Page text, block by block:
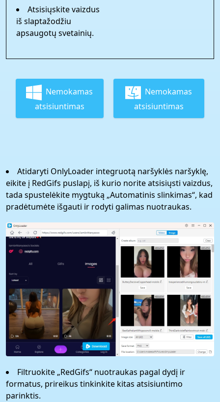
Atsisiųskite vaizdus
iš slaptažodžiu
apsaugotų svetainių.
Nemokamas
atsisiuntimas
Nemokamas
atsisiuntimas
Atidaryti OnlyLoader integruotą naršyklės naršyklę,
eikite į RedGifs puslapį, iš kurio norite atsisiųsti vaizdus,
​​tada spustelėkite mygtuką „Automatinis slinkimas“, kad
pradėtumėte išgauti ir rodyti galimas nuotraukas.
Filtruokite „RedGifs“ nuotraukas pagal dydį ir
formatus, prireikus tinkinkite kitas atsisiuntimo
parinktis.